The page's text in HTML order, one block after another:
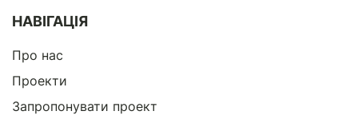
НАВІГАЦІЯ
Про нас
Проекти
Запропонувати проект